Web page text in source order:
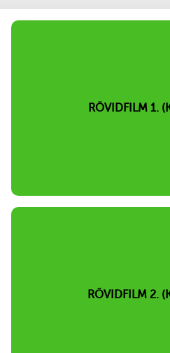
RÖVIDFILM 1.
RÖVIDFILM 2.